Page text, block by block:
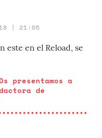
| 21:05
este en el Reload, se
presentamos a
de